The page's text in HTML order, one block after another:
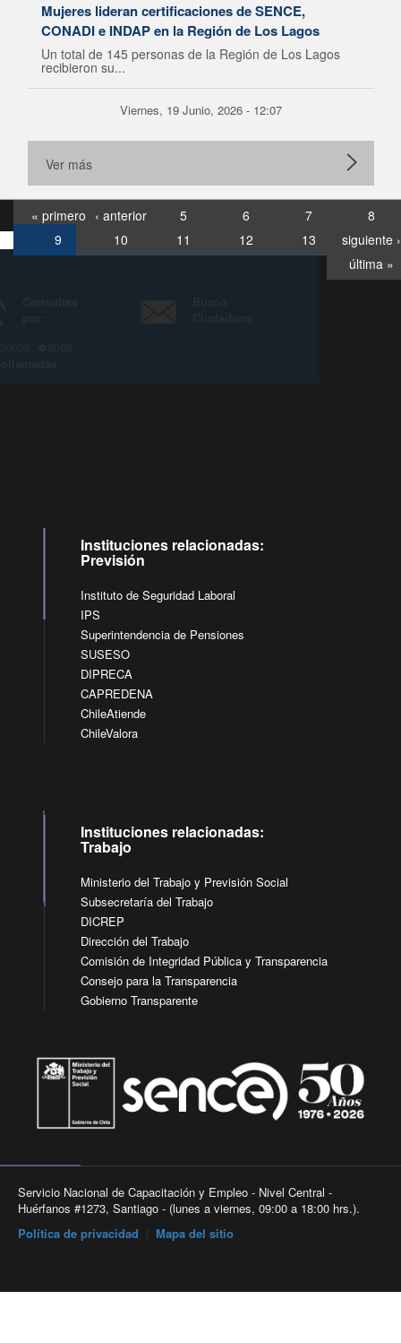
Mujeres lideran certificaciones de SENCE,
CONADI e INDAP en la Región de Los Lagos
Un total de 145 personas de la Región de Los Lagos
recibieron su...
Viernes, 19 Junio, 2026 - 12:07
Ver más
« primero ‹ anterior 5 6 7
8
9
10 11 12 13
siguiente ›
última »
Instituciones relacionadas:
Previsión
Instituto de Seguridad Laboral
IPS
Superintendencia de Pensiones
SUSESO
DIPRECA
CAPREDENA
ChileAtiende
ChileValora
Instituciones relacionadas:
Trabajo
Ministerio del Trabajo y Previsión Social
Subsecretaría del Trabajo
DICREP
Dirección del Trabajo
Comisión de Integridad Pública y Transparencia
Consejo para la Transparencia
Gobierno Transparente
Servicio Nacional de Capacitación y Empleo - Nivel Central -
Huérfanos #1273, Santiago - (lunes a viernes, 09:00 a 18:00 hrs.).
Política de privacidad
Mapa del sitio